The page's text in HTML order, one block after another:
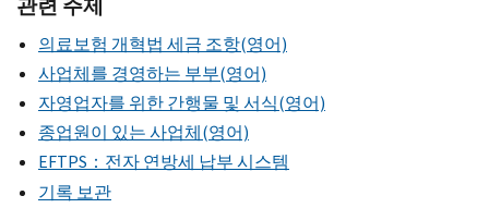
관련 주제
의료보험 개혁법 세금 조항(영어)
사업체를 경영하는 부부(영어)
자영업자를 위한 간행물 및 서식(영어)
종업원이 있는 사업체(영어)
EFTPS：전자 연방세 납부 시스템
기록 보관